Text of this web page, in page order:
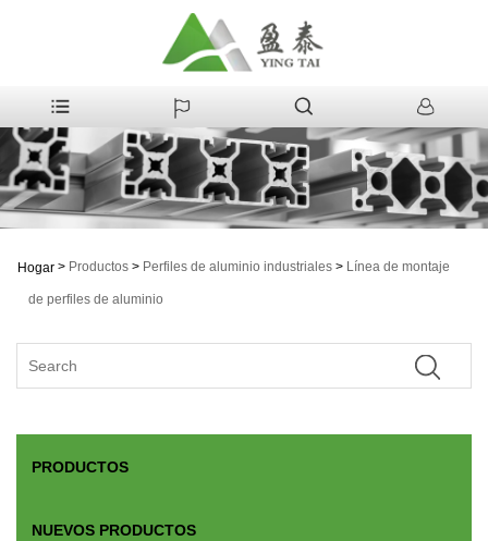
Hogar > Productos > Perfiles de aluminio industriales > Línea de montaje
de perfiles de aluminio
PRODUCTOS
NUEVOS PRODUCTOS